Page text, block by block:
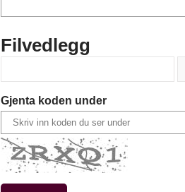
Filvedlegg
Gjenta koden under